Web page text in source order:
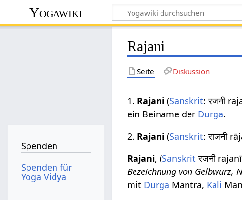
Yogawiki
Rajani
Seite Diskussion
1. Rajani (Sanskrit: रजनी
ein Beiname der Durga.
2. Rajani (Sanskrit: राजनी
Rajani, (Sanskrit रजनी
Bezeichnung von Gelbwurz,
mit Durga Mantra, Kali
Spenden
Spenden für
Yoga Vidya